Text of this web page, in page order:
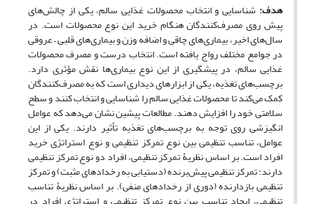
هدف: شناسایی و انتخاب محصولات غذایی سالم، یکی از چالش‌های
پیش روی مصرف‌کنندگان هنگام خرید این نوع محصولات است. در
سال‌های اخیر، بیماری‌های چاقی و اضافه وزن و بیماری‌های قلبی – عروقی
در جوامع مختلف رواج یافته است. انتخاب درست و مصرف محصولات
غذایی سالم، در پیشگیری از این نوع بیماری‌ها نقش مؤثری دارد.
برچسب‌های تغذیه، یکی از ابزارهای دیداری است که به مصرف‌کنندگان
کمک می‌کند تا محصولات غذایی سالم را شناسایی و انتخاب کنند و سطح
سلامتی خود را افزایش دهند. مطالعات پیشین نشان می‌دهد که عوامل
انگیزشی روی توجه به برچسب‌های تغذیه تأثیر دارند. یکی از این
عوامل، تناسب تنظیمی بین نوع تمرکز تنظیمی و نوع استراتژی خرید
افراد است. بر اساس نظریۀ تمرکز تنظیمی، افراد دو نوع تمرکز تنظیمی
دارند: تمرکز تنظیمی پیش‌برنده (دستیابی به رخدادهای مثبت) و تمرکز
تنظیمی بازدارنده (دوری از رخدادهای منفی). بر اساس نظریۀ تناسب